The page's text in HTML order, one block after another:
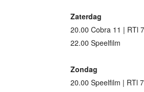
Zaterdag
20.00 Cobra 11 | RTl
22.00 Speelfilm
Zondag
20.00 Speelfilm | RTl